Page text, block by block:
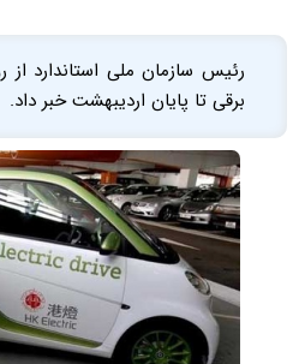
رئیس سازمان ملی استاندارد
برقی تا پایان اردیبهشت خبر داد.